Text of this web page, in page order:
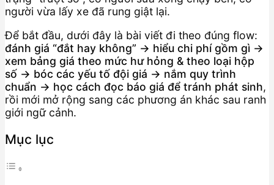
người vừa lấy xe đã rung giật lại.
Để bắt đầu, dưới đây là bài viết đi theo đúng flow:
đánh giá “đắt hay không” → hiểu chi phí gồm gì →
xem bảng giá theo mức hư hỏng & theo loại hộp
số → bóc các yếu tố đội giá → nắm quy trình
chuẩn → học cách đọc báo giá để tránh phát sinh,
rồi mới mở rộng sang các phương án khác sau ranh
giới ngữ cảnh.
Mục lục